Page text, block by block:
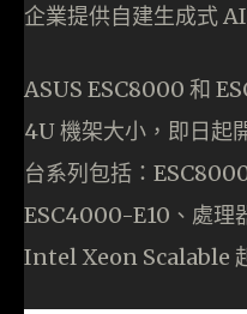
企業提供自建生成式
ASUS ESC8000 和
4U 機架大小，即日起
台系列包括：
ESC4000-E10、處理
Intel Xeon Scalable